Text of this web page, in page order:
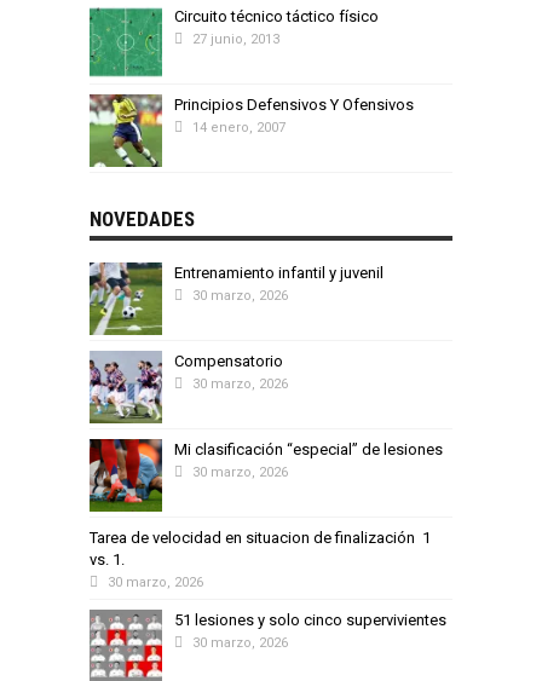
Circuito técnico táctico físico
27 junio, 2013
Principios Defensivos Y Ofensivos
14 enero, 2007
NOVEDADES
Entrenamiento infantil y juvenil
30 marzo, 2026
Compensatorio
30 marzo, 2026
Mi clasificación “especial” de lesiones
30 marzo, 2026
Tarea de velocidad en situacion de finalización 1
vs. 1.
30 marzo, 2026
51 lesiones y solo cinco supervivientes
30 marzo, 2026